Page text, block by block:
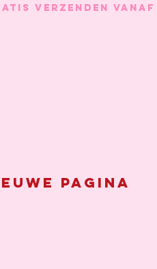
pagina